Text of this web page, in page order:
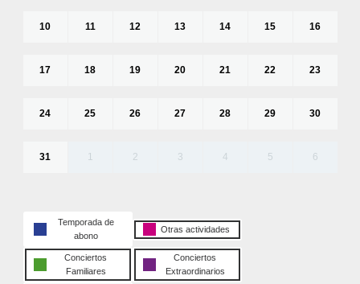
10 11 12 13 14 15 16
17 18 19 20 21 22 23
24 25 26 27 28 29 30
31 1 2 3 4 5 6
Temporada de
abono
Otras actividades
Conciertos
Familiares
Conciertos
Extraordinarios